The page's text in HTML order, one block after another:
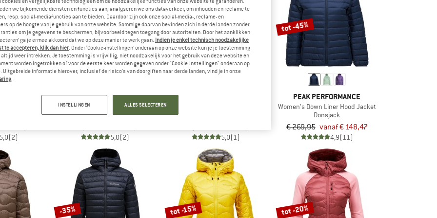
Vest
5,0(2)
tot -15%
PEAK PERFORMANCE
Women's Helium Utility Down Hood
Donsjack
5,0(2)
tot -15%
5,0(1)
tot -45%
PEAK PERFORMANCE
Women's Down Liner Hood Jacket
Donsjack
€ 269,95 vanaf € 148,47
4,9(11)
-35% tot -15% tot -20%
we bijkomende diensten en functies aan, analyseren we ons dataverkeer, om inhouden en reclame te
resp. social-mediafuncties aan te bieden. Daardoor zijn ook onze social-media-, reclame- en
op de hoogte van je gebruik van onze website. Sommige daarvan bevinden zich in derde landen zonder
om je gegevens te beschermen, bijvoorbeeld tegen toegang door autoriteiten. Door het aanklikken
ga je ermee akkoord dat we op deze manier te werk gaan. Indien je enkel technisch noodzakelijke
te accepteren, klik dan hier . Onder ‘Cookie-instellingen’ onderaan op onze website kun je je toestemming
altijd weer intrekken. Je toestemming is vrijwillig, niet noodzakelijk voor het gebruik van deze website en
worden ingetrokken of voor de eerste keer worden gegeven onder "Cookie-instellingen" onderaan op
Uitgebreide informatie hierover, inclusief de risico's van doorgiften naar derde landen, vind je in onze
INSTELLINGEN ALLES SELECTEREN